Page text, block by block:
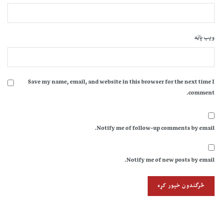
ویب پاڼه
Save my name, email, and website in this browser for the next time I
comment.
Notify me of follow-up comments by email.
Notify me of new posts by email.